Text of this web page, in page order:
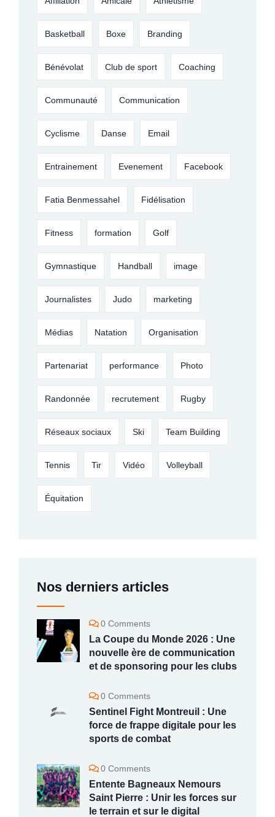
Basketball Boxe Branding
Bénévolat Club de sport Coaching
Communauté Communication
Cyclisme Danse Email
Entrainement Evenement Facebook
Fatia Benmessahel Fidélisation
Fitness formation Golf
Gymnastique Handball image
Journalistes Judo marketing
Médias Natation Organisation
Partenariat performance Photo
Randonnée recrutement Rugby
Réseaux sociaux Ski Team Building
Tennis Tir Vidéo Volleyball
Équitation
Nos derniers articles
0 Comments
La Coupe du Monde 2026 : Une
nouvelle ère de communication
et de sponsoring pour les clubs
0 Comments
Sentinel Fight Montreuil : Une
force de frappe digitale pour les
sports de combat
0 Comments
Entente Bagneaux Nemours
Saint Pierre : Unir les forces sur
le terrain et sur le digital